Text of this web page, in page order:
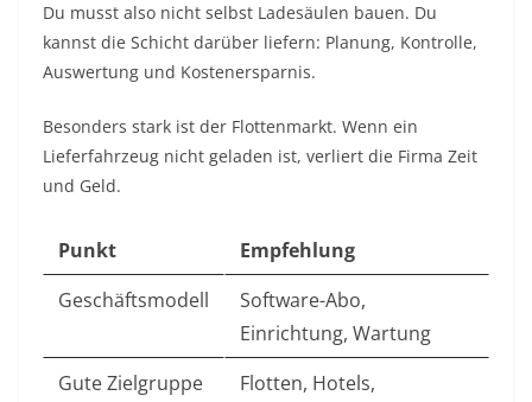
Du musst also nicht selbst Ladesäulen bauen. Du
kannst die Schicht darüber liefern: Planung, Kontrolle,
Auswertung und Kostenersparnis.
Besonders stark ist der Flottenmarkt. Wenn ein
Lieferfahrzeug nicht geladen ist, verliert die Firma Zeit
und Geld.
Punkt
Empfehlung
Geschäftsmodell
Software-Abo,
Einrichtung, Wartung
Gute Zielgruppe
Flotten, Hotels,